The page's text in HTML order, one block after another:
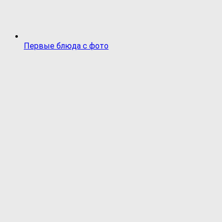
Первые блюда с фото